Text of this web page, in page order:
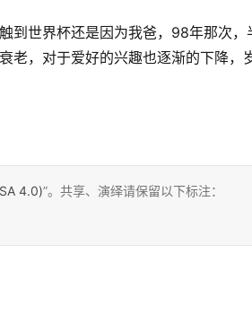
到世界杯还是因为我爸，98年那次，
老，对于爱好的兴趣也逐渐的下降，
4.0)”。共享、演绎请保留以下标注：